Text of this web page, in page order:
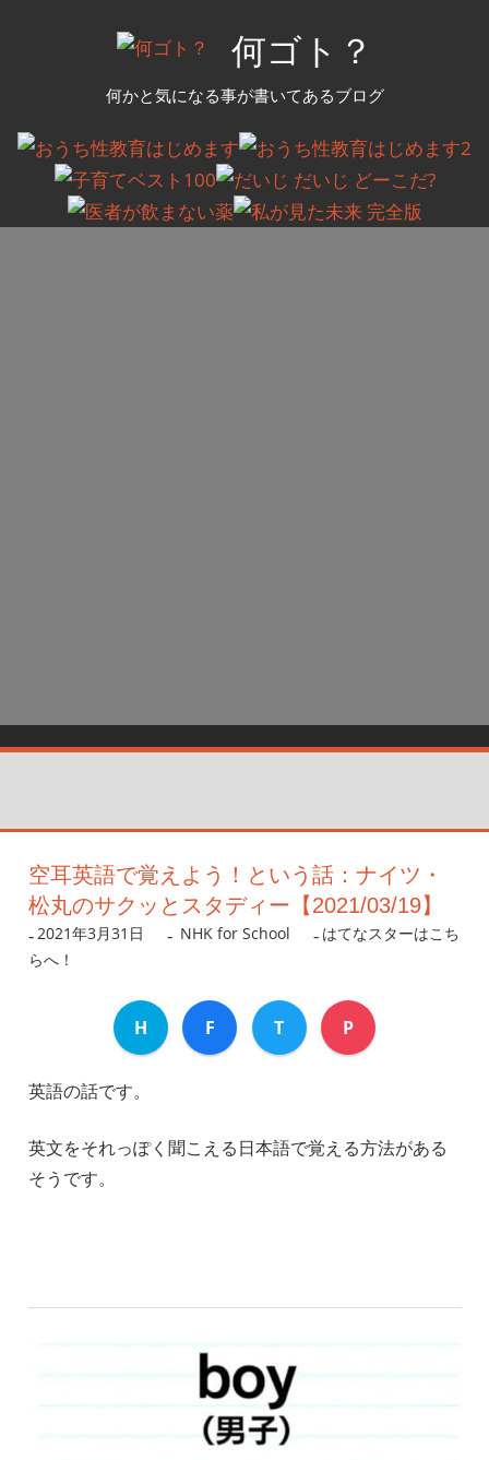
ツ
何ゴト？
何かと気になる事が書いてあるブログ
空耳英語で覚えよう！という話：ナイツ・
松丸のサクッとスタディー【2021/03/19】
2021年3月31日 nanigoto
NHK for School
はてなスターはこち
らへ！
H F T P
英語の話です。
英文をそれっぽく聞こえる日本語で覚える方法がある
そうです。